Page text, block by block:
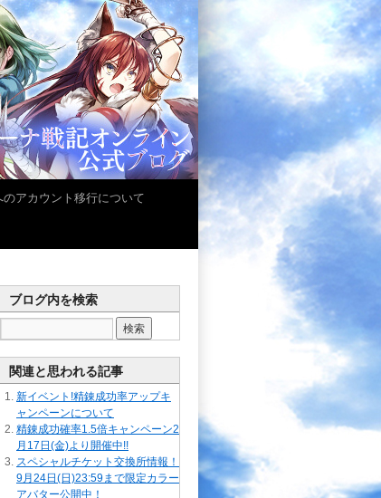
アカウント移行について
ブログ内を検索
関連と思われる記事
新イベント!精錬成功率アップキ
ャンペーンについて
精錬成功確率1.5倍キャンペーン2
月17日(金)より開催中!!
スペシャルチケット交換所情報！
9月24日(日)23:59まで限定カラー
アバター公開中！